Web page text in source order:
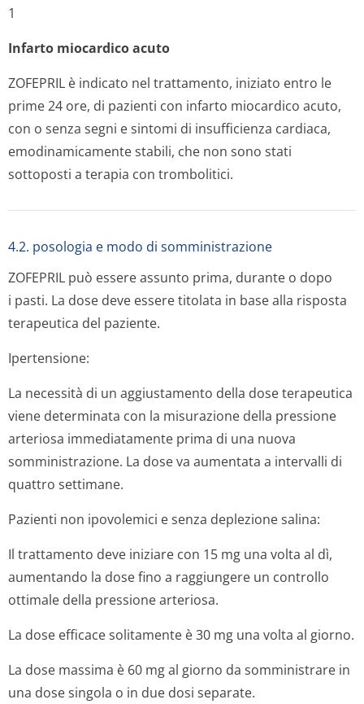
1
Infarto miocardico acuto
ZOFEPRIL è indicato nel trattamento, iniziato entro le
prime 24 ore, di pazienti con infarto miocardico acuto,
con o senza segni e sintomi di insufficienza cardiaca,
emodinamicamente stabili, che non sono stati
sottoposti a terapia con trombolitici.
4.2. posologia e modo di somministrazione
ZOFEPRIL può essere assunto prima, durante o dopo
i pasti. La dose deve essere titolata in base alla risposta
terapeutica del paziente.
Ipertensione:
La necessità di un aggiustamento della dose terapeutica
viene determinata con la misurazione della pressione
arteriosa immediatamente prima di una nuova
somministrazione. La dose va aumentata a intervalli di
quattro settimane.
Pazienti non ipovolemici e senza deplezione salina:
Il trattamento deve iniziare con 15 mg una volta al dì,
aumentando la dose fino a raggiungere un controllo
ottimale della pressione arteriosa.
La dose efficace solitamente è 30 mg una volta al giorno.
La dose massima è 60 mg al giorno da somministrare in
una dose singola o in due dosi separate.